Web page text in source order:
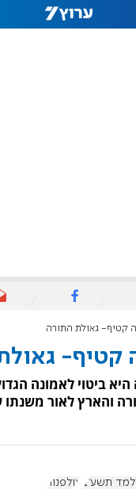
קטיף- גאולת התורה
קטיף-
ביטוי לאמונה
והארץ לאור משנתו
תשע"ב אולפנות